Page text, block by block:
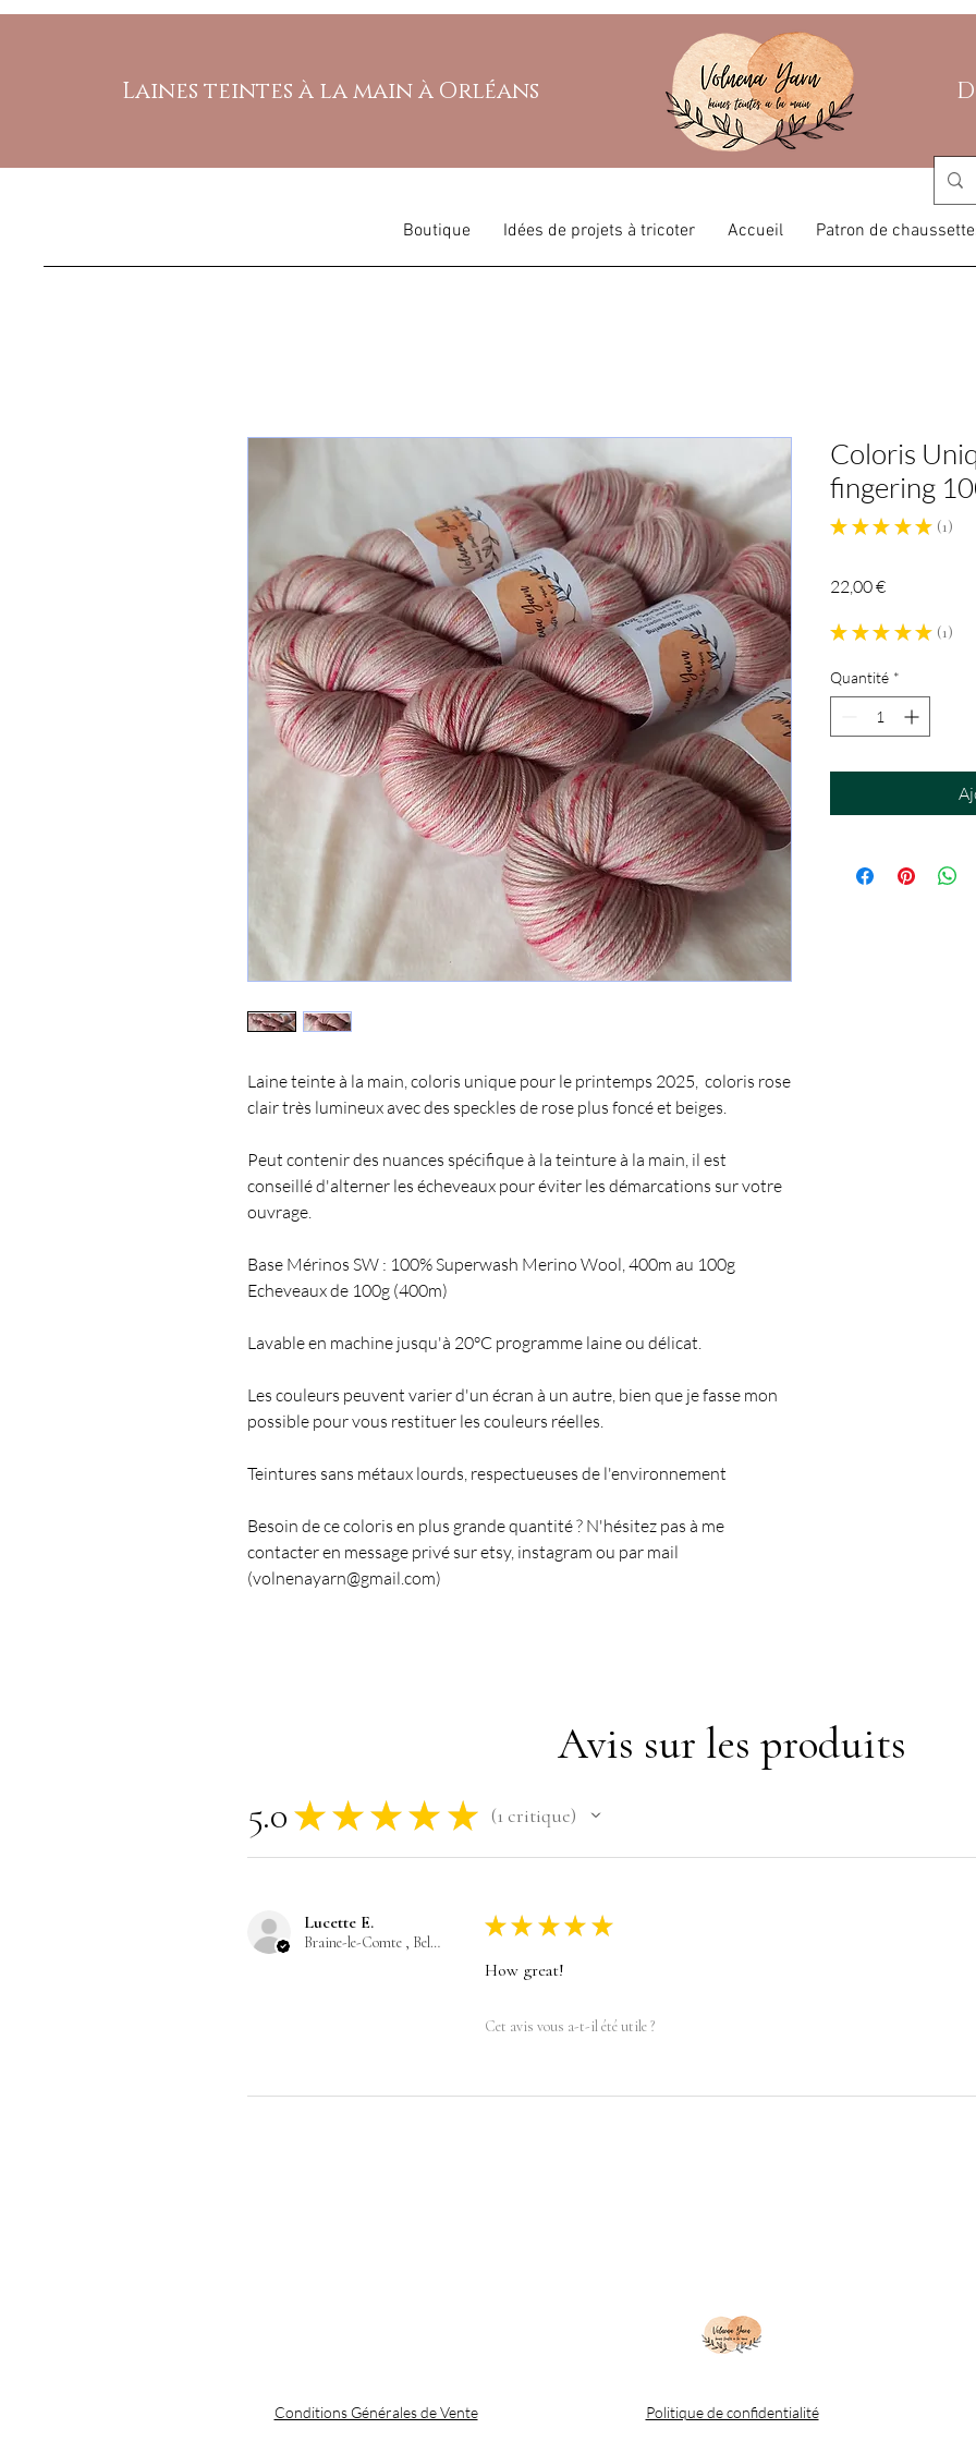
Laines teintes à la main à Orléans
Boutique Idées de projets à tricoter Accueil Patron de
Laine teinte à la main, coloris unique pour le printemps 2025, coloris rose
clair très lumineux avec des speckles de rose plus foncé et beiges.
Peut contenir des nuances spécifique à la teinture à la main, il est
conseillé d'alterner les écheveaux pour éviter les démarcations sur votre
ouvrage.
Base Mérinos SW : 100% Superwash Merino Wool, 400m au 100g
Echeveaux de 100g (400m)
Lavable en machine jusqu'à 20°C programme laine ou délicat.
Les couleurs peuvent varier d'un écran à un autre, bien que je fasse mon
possible pour vous restituer les couleurs réelles.
Teintures sans métaux lourds, respectueuses de l'environnement
Besoin de ce coloris en plus grande quantité ? N'hésitez pas à me
contacter en message privé sur etsy, instagram ou par mail
(volnenayarn@gmail.com)
Coloris
fingering
★ ★ ★ ★ ★ 1
1
22,00 €Prix
★ ★ ★ ★ ★ 1
1
Quantité *
Avis sur les produits
5.0 ★ ★ ★ ★ ★ 1 critique
Lucette E.
Braine-le-Comte , Belgium
★ ★ ★ ★ ★
How great!
Cet avis vous a-t-il été utile ?
Conditions Générales de Vente Politique de confidentialité